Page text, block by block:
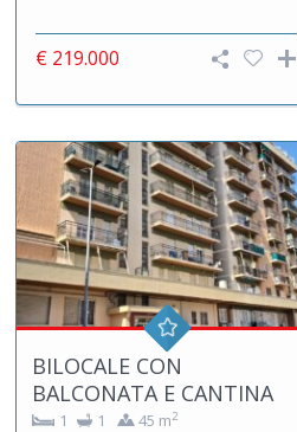
€ 219.000
BILOCALE CON
BALCONATA E CANTINA
1 1 45 m2